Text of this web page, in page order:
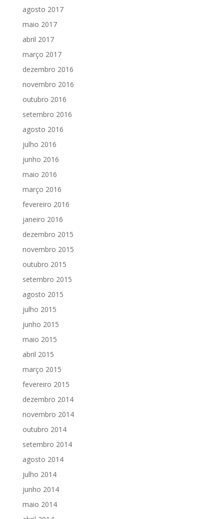
agosto 2017
maio 2017
abril 2017
março 2017
dezembro 2016
novembro 2016
outubro 2016
setembro 2016
agosto 2016
julho 2016
junho 2016
maio 2016
março 2016
fevereiro 2016
janeiro 2016
dezembro 2015
novembro 2015
outubro 2015
setembro 2015
agosto 2015
julho 2015
junho 2015
maio 2015
abril 2015
março 2015
fevereiro 2015
dezembro 2014
novembro 2014
outubro 2014
setembro 2014
agosto 2014
julho 2014
junho 2014
maio 2014